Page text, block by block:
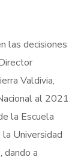
las decisiones
Valdivia,
al 2021
la Escuela
Universidad
dando a